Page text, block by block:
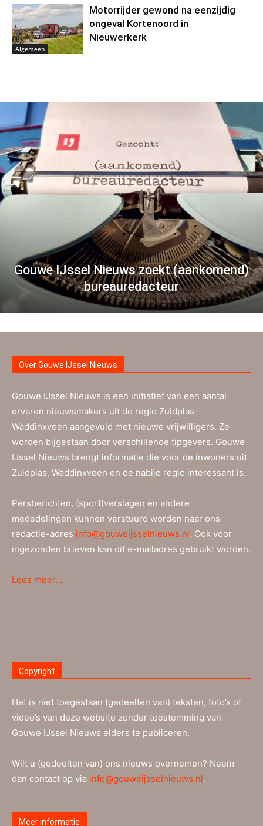
Algemeen
Motorrijder gewond na eenzijdig
ongeval Kortenoord in
Nieuwerkerk
Gouwe IJssel Nieuws zoekt (aankomend)
bureauredacteur
Over Gouwe IJssel Nieuws
Gouwe IJssel Nieuws is een initiatief van een aantal
ervaren nieuwsmakers uit de regio Zuidplas-
Waddinxveen aangevuld met nieuwe vrijwilligers. Ze
worden bijgestaan door verschillende tipgevers. Gouwe
IJssel Nieuws brengt informatie die voor de inwoners uit
Zuidplas, Waddinxveen en de nabije regio interessant is.
Persberichten, (sport)verslagen en andere
mededelingen kunnen verstuurd worden naar ons
redactie-adres info@gouweijsselnieuws.nl. Ook voor
ingezonden brieven kan dit e-mailadres gebruikt worden.
Lees meer…
Copyright
Het is niet toegestaan (gedeelten van) teksten, foto’s of
video’s van deze website zonder toestemming van
Gouwe IJssel Nieuws elders te publiceren.
Wilt u (gedeelten van) ons nieuws overnemen? Neem
dan contact op via info@gouweijsselnieuws.nl.
Meer informatie